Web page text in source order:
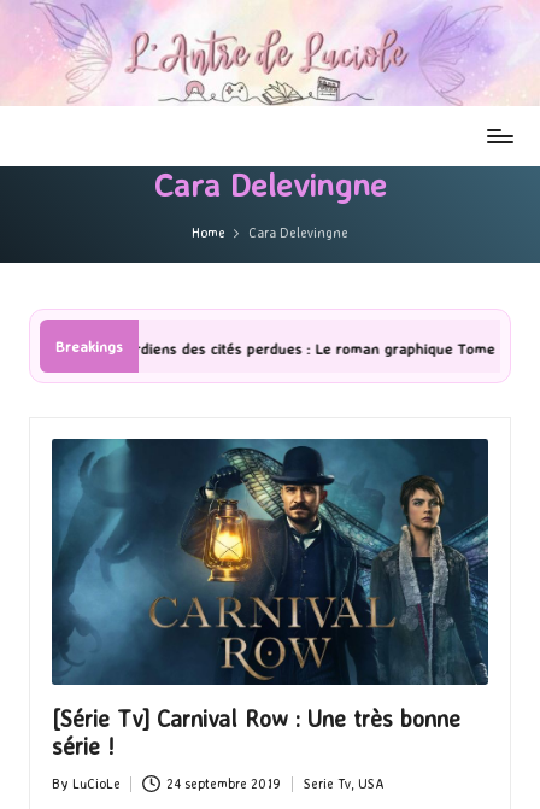
Cara Delevingne
Home Cara Delevingne
Breakings
des cités perdues : Le roman graphique Tome 1 Partie 2
[Série Tv] Carnival Row : Une très bonne
série !
Posted
By LuCioLe 24 septembre 2019 Serie Tv, USA